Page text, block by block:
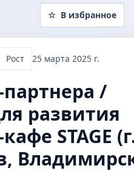
☆ В избранное
Рост 25 марта 2025 г.
/
развития
STAGE